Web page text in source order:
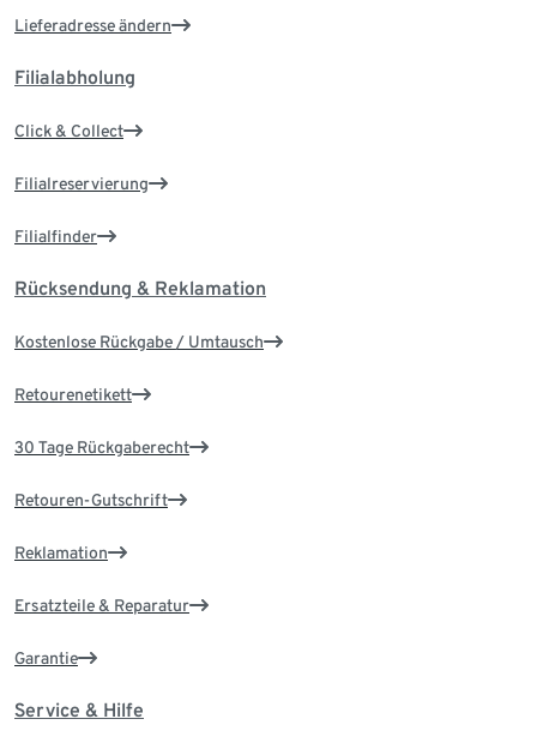
Lieferadresse ändern
Filialabholung
Click & Collect
Filialreservierung
Filialfinder
Rücksendung & Reklamation
Kostenlose Rückgabe / Umtausch
Retourenetikett
30 Tage Rückgaberecht
Retouren-Gutschrift
Reklamation
Ersatzteile & Reparatur
Garantie
Service & Hilfe